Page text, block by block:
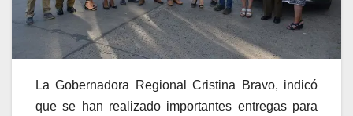
La Gobernadora Regional Cristina Bravo, indicó
que se han realizado importantes entregas para